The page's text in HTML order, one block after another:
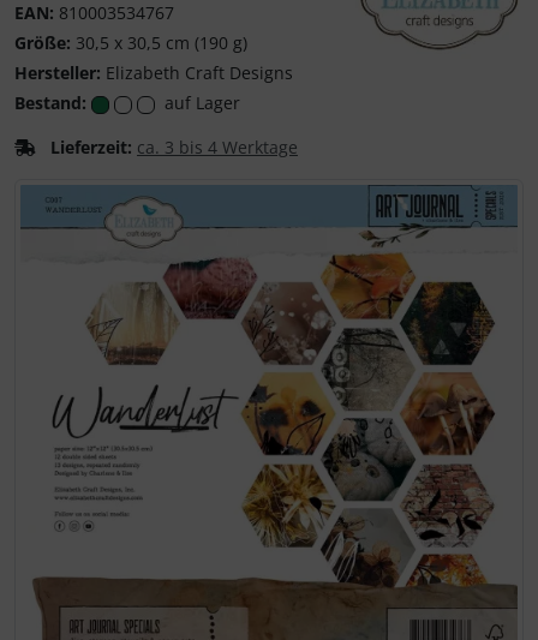
EAN: 810003534767
Größe: 30,5 x 30,5 cm (190 g)
Hersteller: Elizabeth Craft Designs
Bestand:
auf Lager
Lieferzeit: ca. 3 bis 4 Werktage